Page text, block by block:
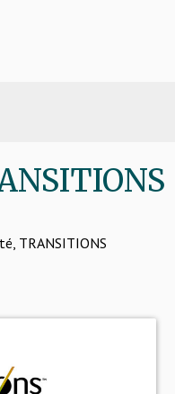
TRANSITIONS